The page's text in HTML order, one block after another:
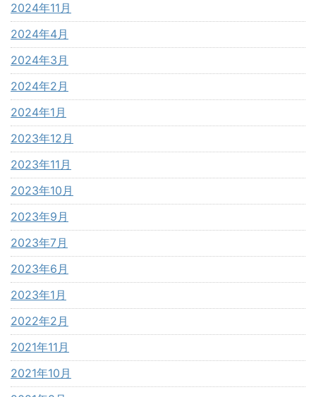
2024年11月
2024年4月
2024年3月
2024年2月
2024年1月
2023年12月
2023年11月
2023年10月
2023年9月
2023年7月
2023年6月
2023年1月
2022年2月
2021年11月
2021年10月